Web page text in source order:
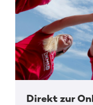
Direkt zur